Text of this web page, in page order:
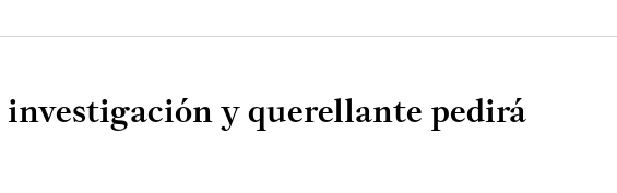
investigación y querellante pedirá